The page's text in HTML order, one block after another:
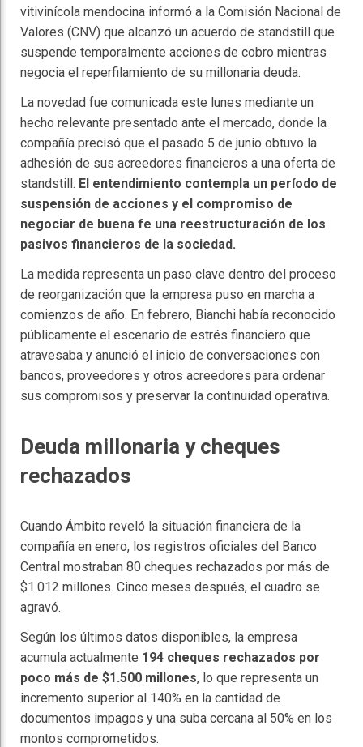
vitivinícola mendocina informó a la Comisión Nacional de
Valores (CNV) que alcanzó un acuerdo de standstill que
suspende temporalmente acciones de cobro mientras
negocia el reperfilamiento de su millonaria deuda.
La novedad fue comunicada este lunes mediante un
hecho relevante presentado ante el mercado, donde la
compañía precisó que el pasado 5 de junio obtuvo la
adhesión de sus acreedores financieros a una oferta de
standstill. El entendimiento contempla un período de
suspensión de acciones y el compromiso de
negociar de buena fe una reestructuración de los
pasivos financieros de la sociedad.
La medida representa un paso clave dentro del proceso
de reorganización que la empresa puso en marcha a
comienzos de año. En febrero, Bianchi había reconocido
públicamente el escenario de estrés financiero que
atravesaba y anunció el inicio de conversaciones con
bancos, proveedores y otros acreedores para ordenar
sus compromisos y preservar la continuidad operativa.
Deuda millonaria y cheques
rechazados
Cuando Ámbito reveló la situación financiera de la
compañía en enero, los registros oficiales del Banco
Central mostraban 80 cheques rechazados por más de
$1.012 millones. Cinco meses después, el cuadro se
agravó.
Según los últimos datos disponibles, la empresa
acumula actualmente 194 cheques rechazados por
poco más de $1.500 millones, lo que representa un
incremento superior al 140% en la cantidad de
documentos impagos y una suba cercana al 50% en los
montos comprometidos.